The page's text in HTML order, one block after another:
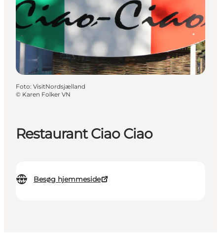
Områder
Planlæg din tur
CopenPay
Copenhagen Card
Restaurant Ciao Ciao
Besøg hjemmeside
Foto: VisitNordsjælland
© Karen Folker VN